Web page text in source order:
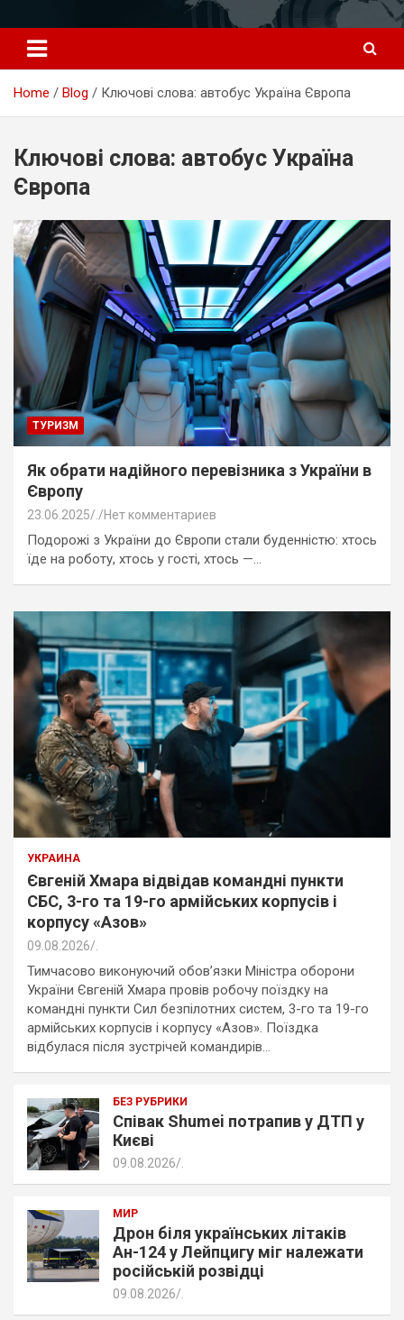
к
содержимому
Home Blog Ключові слова: автобус Україна Європа
Ключові слова: автобус Україна
Європа
ТУРИЗМ
Як обрати надійного перевізника з України в
Європу
23.06.2025 Нет комментариев
Подорожі з України до Європи стали буденністю: хтось
їде на роботу, хтось у гості, хтось —…
УКРАИНА
Євгеній Хмара відвідав командні пункти
СБС, 3-го та 19-го армійських корпусів і
корпусу «Азов»
09.08.2026
Тимчасово виконуючий обов’язки Міністра оборони
України Євгеній Хмара провів робочу поїздку на
командні пункти Сил безпілотних систем, 3-го та 19-го
армійських корпусів і корпусу «Азов». Поїздка
відбулася після зустрічей командирів…
БЕЗ РУБРИКИ
Співак Shumei потрапив у ДТП у
Києві
09.08.2026
МИР
Дрон біля українських літаків
Ан-124 у Лейпцигу міг належати
російській розвідці
09.08.2026